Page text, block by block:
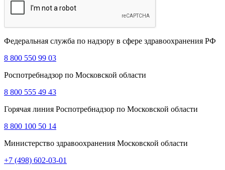
Федеральная служба по надзору в сфере здравоохранения РФ
8 800 550 99 03
Роспотребнадзор по Московской области
8 800 555 49 43
Горячая линия Роспотребнадзор по Московской области
8 800 100 50 14
Министерство здравоохранения Московской области
+7 (498) 602-03-01